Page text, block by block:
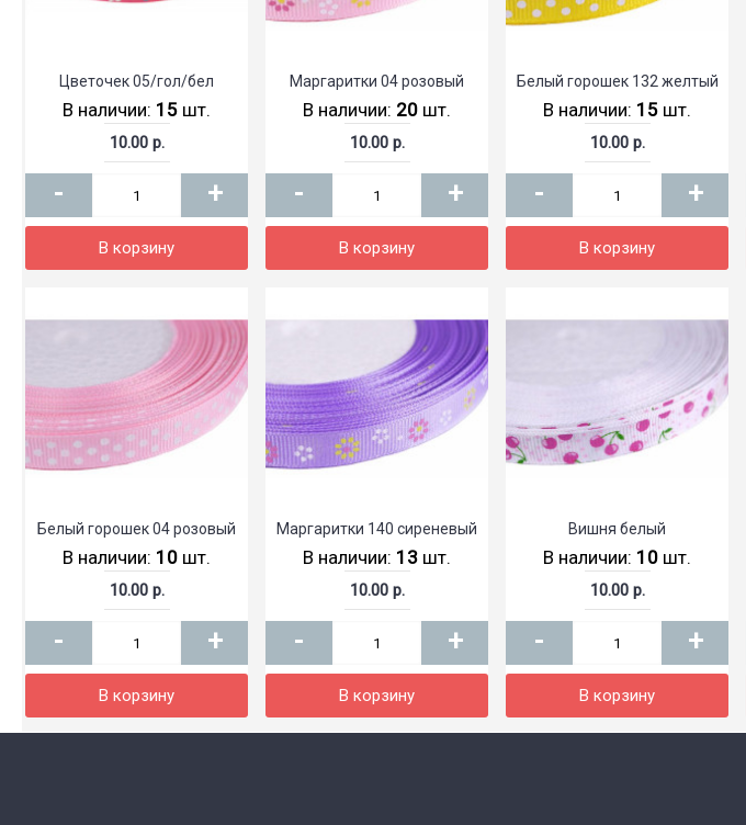
Цветочек 05/гол/бел
В наличии: 15 шт.
10.00 р.
- +
В корзину
Маргаритки 04 розовый
В наличии: 20 шт.
10.00 р.
- +
В корзину
Белый горошек 132 желтый
В наличии: 15 шт.
10.00 р.
- +
В корзину
Белый горошек 04 розовый
В наличии: 10 шт.
10.00 р.
- +
В корзину
Маргаритки 140 сиреневый
В наличии: 13 шт.
10.00 р.
- +
В корзину
Вишня белый
В наличии: 10 шт.
10.00 р.
- +
В корзину